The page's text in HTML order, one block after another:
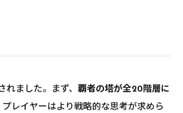
れました。まず、 覇者の塔が全20階層に
レイヤーはより戦略的な思考が求めら